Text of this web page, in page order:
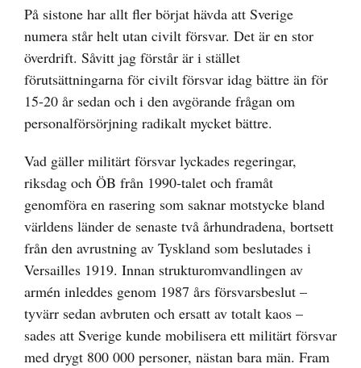
På sistone har allt fler börjat hävda att Sverige
numera står helt utan civilt försvar. Det är en stor
överdrift. Såvitt jag förstår är i stället
förutsättningarna för civilt försvar idag bättre än för
15-20 år sedan och i den avgörande frågan om
personalförsörjning radikalt mycket bättre.
Vad gäller militärt försvar lyckades regeringar,
riksdag och ÖB från 1990-talet och framåt
genomföra en rasering som saknar motstycke bland
världens länder de senaste två århundradena, bortsett
från den avrustning av Tyskland som beslutades i
Versailles 1919. Innan strukturomvandlingen av
armén inleddes genom 1987 års försvarsbeslut –
tyvärr sedan avbruten och ersatt av totalt kaos –
sades att Sverige kunde mobilisera ett militärt försvar
med drygt 800 000 personer, nästan bara män. Fram